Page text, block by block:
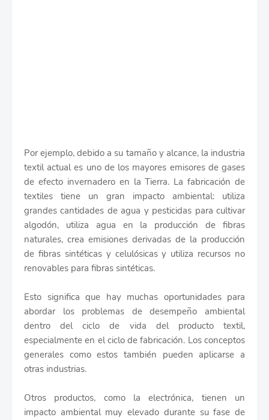
Por ejemplo, debido a su tamaño y alcance, la industria
textil actual es uno de los mayores emisores de gases
de efecto invernadero en la Tierra. La fabricación de
textiles tiene un gran impacto ambiental: utiliza
grandes cantidades de agua y pesticidas para cultivar
algodón, utiliza agua en la producción de fibras
naturales, crea emisiones derivadas de la producción
de fibras sintéticas y celulósicas y utiliza recursos no
renovables para fibras sintéticas.
Esto significa que hay muchas oportunidades para
abordar los problemas de desempeño ambiental
dentro del ciclo de vida del producto textil,
especialmente en el ciclo de fabricación. Los conceptos
generales como estos también pueden aplicarse a
otras industrias.
Otros productos, como la electrónica, tienen un
impacto ambiental muy elevado durante su fase de